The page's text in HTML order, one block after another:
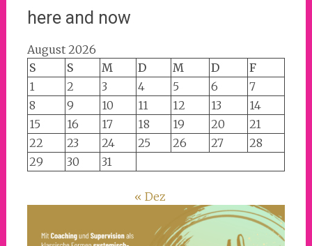
here and now
August 2026
S
S M D M D
F
1
2 3 4 5 6
7
8
9 10 11 12 13
14
15
16 17 18 19 20
21
22
23 24 25 26 27
28
29
30 31
« Dez